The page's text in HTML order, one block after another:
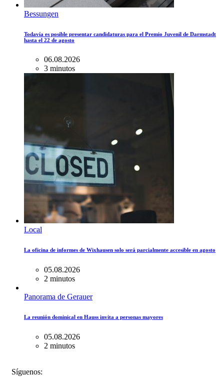
Bessungen
Todavía es posible presentar candidaturas para el Premio Juvenil de Darmstadt
hasta el 22 de agosto
06.08.2026
3 minutos
Local
La oficina de informes de Wixhausen solo será parcialmente accesible en agosto
05.08.2026
2 minutos
Panorama de Gerauer
La reunión dominical en Hauss invita a personas mayores
05.08.2026
2 minutos
Síguenos: